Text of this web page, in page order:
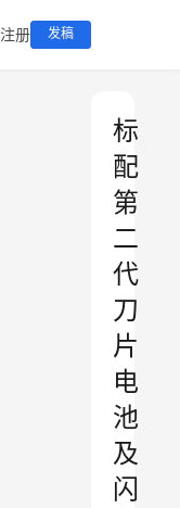
注册 发稿
标
配
第
二
代
刀
片
电
池
及
闪